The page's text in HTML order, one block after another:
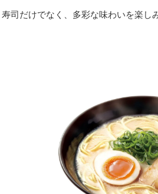
司だけでなく、多彩な味わいを楽し